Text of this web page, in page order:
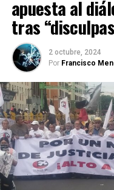
apuesta al
tras
2 octubre, 2024
Por Francisco